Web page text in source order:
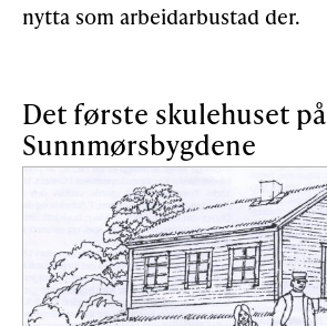
nytta som arbeidarbustad der.
Det første skulehuset på
Sunnmørsbygdene